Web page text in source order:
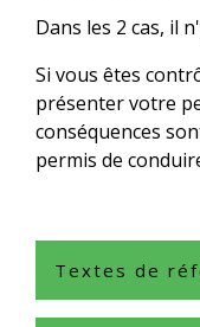
Dans les 2 cas, il
Si vous êtes
présenter votre
conséquences
permis de
Textes de